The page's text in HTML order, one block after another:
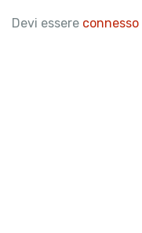
Devi essere connesso